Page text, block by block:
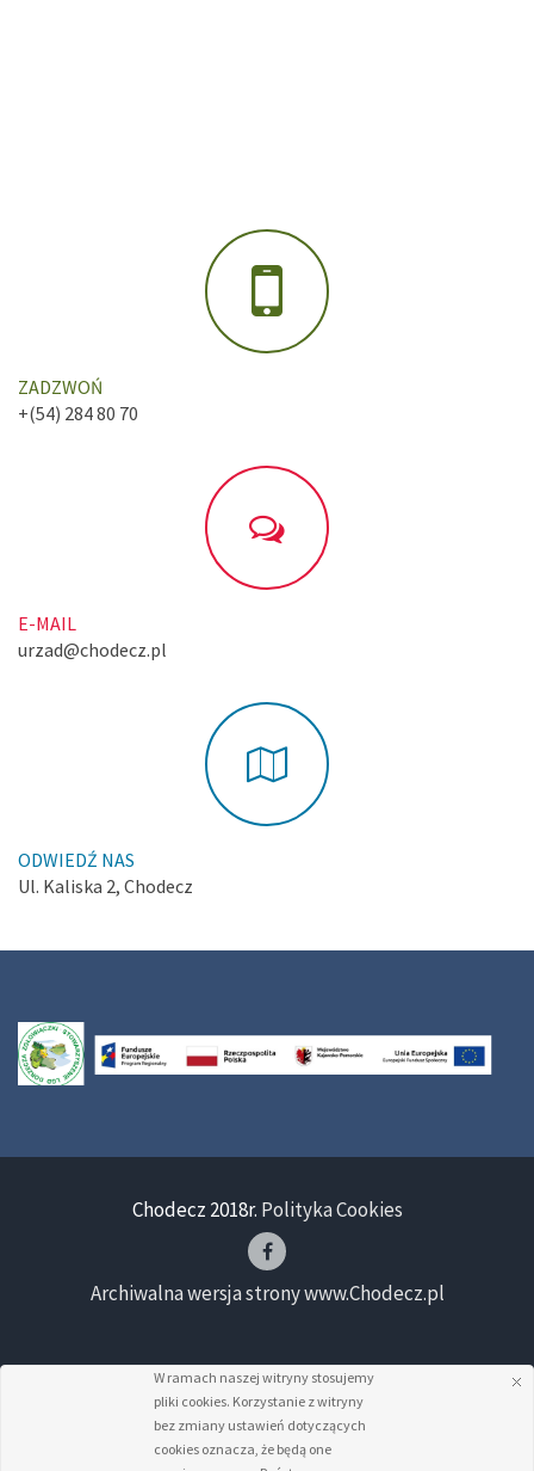
ZADZWOŃ
+(54) 284 80 70
E-MAIL
urzad@chodecz.pl
ODWIEDŹ NAS
Ul. Kaliska 2, Chodecz
Chodecz 2018r. Polityka Cookies
Archiwalna wersja strony www.Chodecz.pl
W ramach naszej witryny stosujemy
pliki cookies. Korzystanie z witryny
bez zmiany ustawień dotyczących
cookies oznacza, że będą one